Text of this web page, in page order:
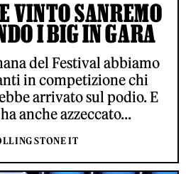
VINTO SANREMO
I BIG IN GARA
del Festival abbiamo
in competizione chi
arrivato sul podio. E
anche azzeccato...
STONE IT